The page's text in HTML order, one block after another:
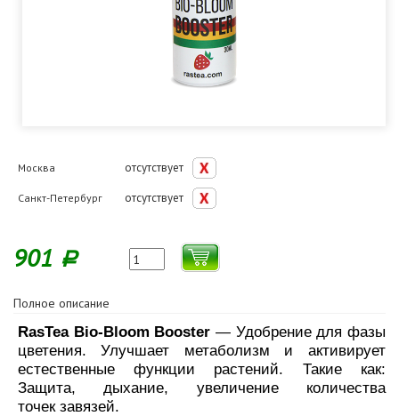
Москва отсутствует
Санкт-Петербург отсутствует
901 Р
Полное описание
RasTea Bio-Bloom Booster — Удобрение для фазы
цветения. Улучшает метаболизм и активирует
естественныефункции растений. Такие как:
Защита, дыхание, увеличение количества
точекзавязей.